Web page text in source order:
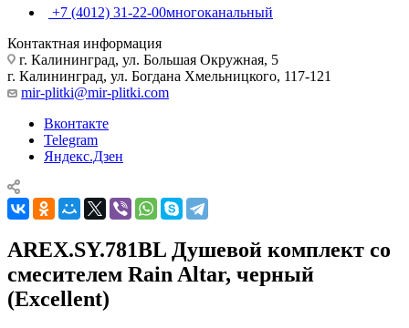
+7 (4012) 31-22-00многоканальный
Контактная информация
г. Калининград, ул. Большая Окружная, 5
г. Калининград, ул. Богдана Хмельницкого, 117-121
mir-plitki@mir-plitki.com
Вконтакте
Telegram
Яндекс.Дзен
AREX.SY.781BL Душевой комплект со
смесителем Rain Altar, черный
(Excellent)